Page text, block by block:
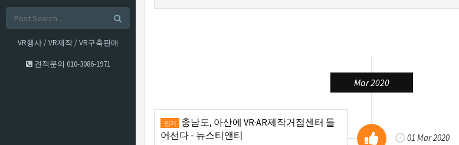
VR행사 / VR제작 / VR구축판매
견적문의 010-3086-1971
Mar 2020
01 Mar 2020
인기 충남도, 아산에 VR·AR제작거점센터 들
어선다 - 뉴스티앤티